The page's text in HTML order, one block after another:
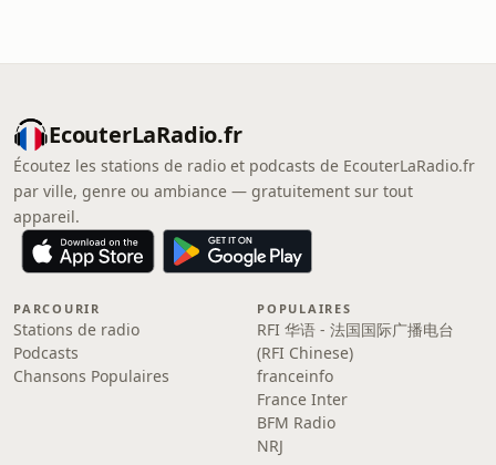
EcouterLaRadio.fr
Écoutez les stations de radio et podcasts de EcouterLaRadio.fr
par ville, genre ou ambiance — gratuitement sur tout
appareil.
PARCOURIR
Stations de radio
Podcasts
Chansons Populaires
POPULAIRES
RFI 华语 - 法国国际广播电台
(RFI Chinese)
franceinfo
France Inter
BFM Radio
NRJ